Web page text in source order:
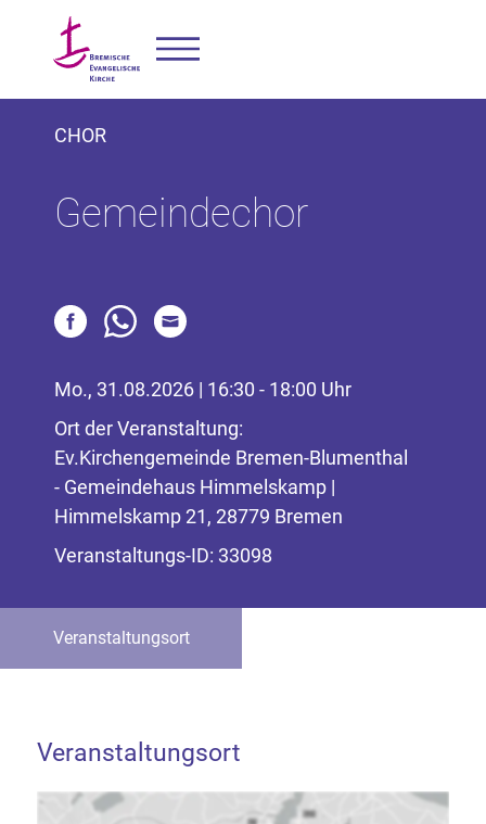
CHOR
Gemeindechor
Mo., 31.08.2026 | 16:30 - 18:00 Uhr
Ort der Veranstaltung:
Ev.Kirchengemeinde Bremen-Blumenthal
- Gemeindehaus Himmelskamp |
Himmelskamp 21, 28779 Bremen
Veranstaltungs-ID: 33098
Veranstaltungsort
Veranstaltungsort